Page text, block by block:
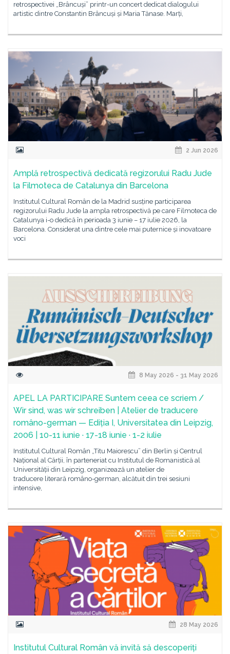
retrospectivei „Brâncuși” printr-un concert dedicat dialogului
artistic dintre Constantin Brâncuși și Maria Tănase. Marți,
2 Jun 2026
Amplă retrospectivă dedicată regizorului Radu Jude
la Filmoteca de Catalunya din Barcelona
Institutul Cultural Român de la Madrid susține participarea
regizorului Radu Jude la ampla retrospectivă pe care Filmoteca de
Catalunya i-o dedică în perioada 3 iunie – 17 iulie 2026, la
Barcelona. Considerat una dintre cele mai puternice și inovatoare
voci
8 May 2026 - 31 May 2026
APEL LA PARTICIPARE Suntem ceea ce scriem /
Wir sind, was wir schreiben | Atelier de traducere
româno-german — Ediția I, Universitatea din Leipzig,
2006 | 10-11 iunie · 17-18 iunie · 1-2 iulie
Institutul Cultural Român „Titu Maiorescu” din Berlin și Centrul
Național al Cărții, în parteneriat cu Institutul de Romanistică al
Universității din Leipzig, organizează un atelier de
traducere literară româno-german, alcătuit din trei sesiuni
intensive,
28 May 2026
Institutul Cultural Român vă invită să descoperiți